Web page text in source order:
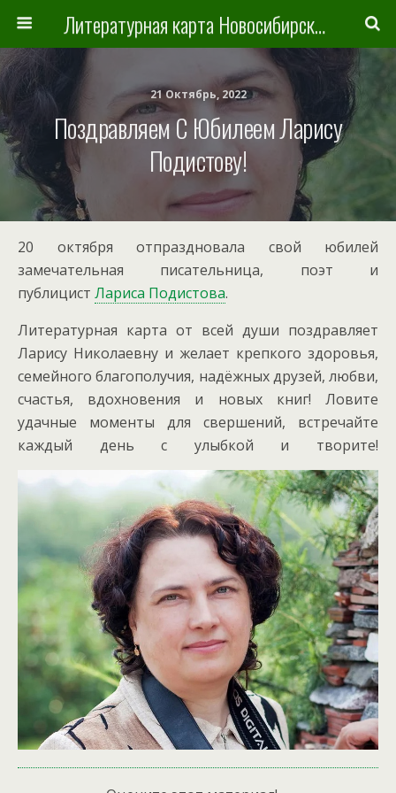
Литературная карта Новосибирска и Новосибирской области
21 Октябрь, 2022
Поздравляем С Юбилеем Ларису
Подистову!
20 октября отпраздновала свой юбилей
замечательная писательница, поэт и
публицист Лариса Подистова.
Литературная карта от всей души поздравляет
Ларису Николаевну и желает крепкого здоровья,
семейного благополучия, надёжных друзей, любви,
счастья, вдохновения и новых книг! Ловите
удачные моменты для свершений, встречайте
каждый день с улыбкой и творите!